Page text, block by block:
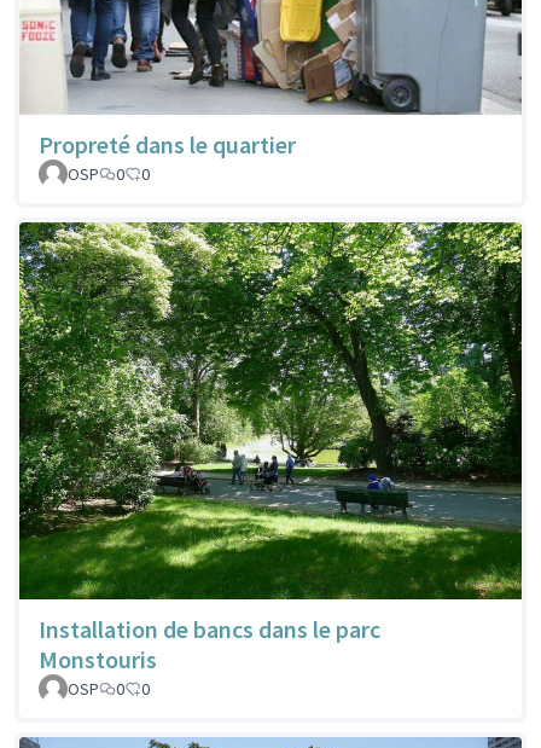
Propreté dans le quartier
OSP 0 0
Installation de bancs dans le parc
Monstouris
OSP 0 0